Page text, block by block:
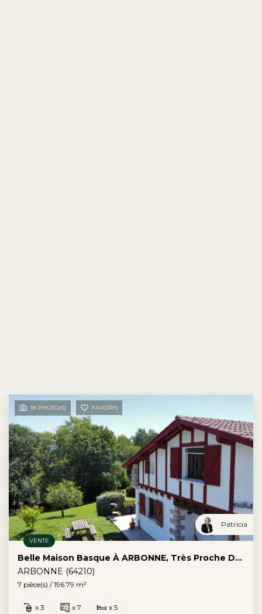
18 PHOTO(S) FAVORIS
Patricia
VENTE
Belle Maison Basque À ARBONNE, Très Proche Du Golf D'Arcangues
ARBONNE (64210)
7 pièce(s) / 196.79 m²
x 3 x 7 x 5